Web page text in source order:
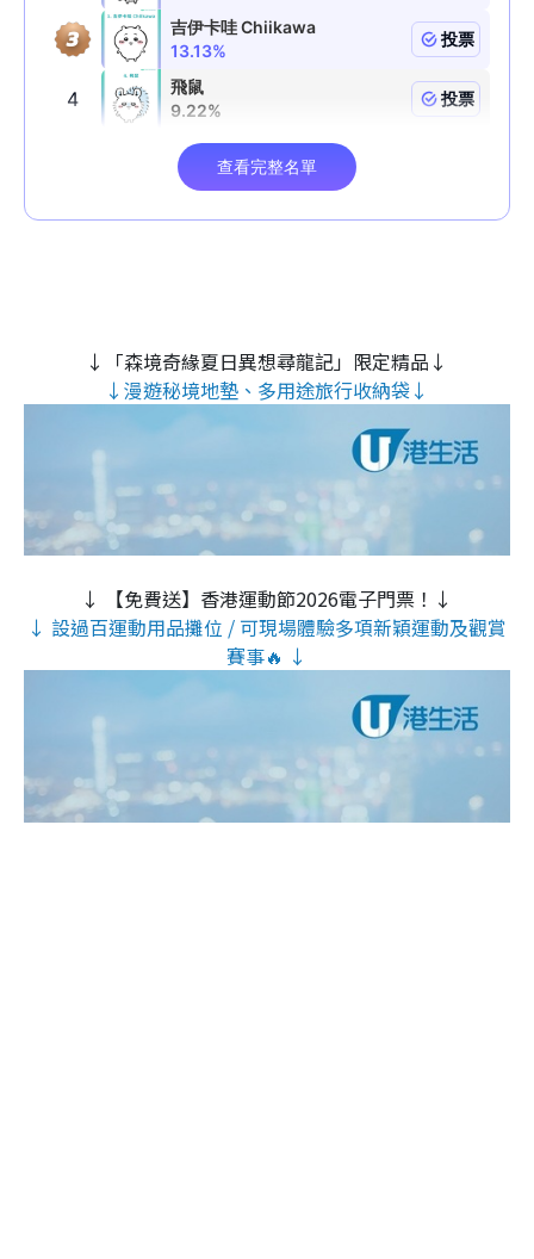
↓「森境奇緣夏日異想尋龍記」限定精品↓
↓漫遊秘境地墊、多用途旅行收納袋↓
↓ 【免費送】香港運動節2026電子門票！↓
↓ 設過百運動用品攤位 / 可現場體驗多項新穎運動及觀賞
賽事🔥 ↓